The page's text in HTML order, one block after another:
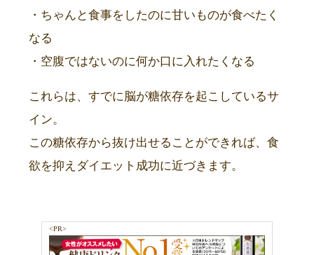
・ちゃんと食事をしたのに甘いものが食べたく
なる
・空腹ではないのに何か口に入れたくなる
これらは、すでに脳が糖依存を起こしているサ
イン。
この糖依存から抜け出せることができれば、食
欲を抑えダイエット成功に近づきます。
<PR>